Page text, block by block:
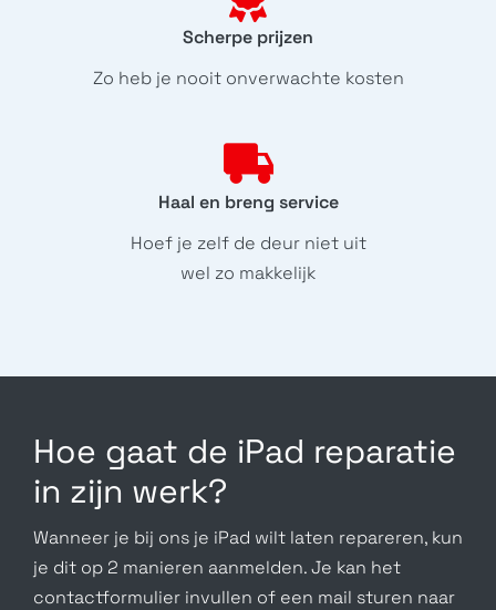
Scherpe prijzen
Zo heb je nooit onverwachte kosten
Haal en breng service
Hoef je zelf de deur niet uit
wel zo makkelijk
Hoe gaat de iPad reparatie
in zijn werk?
Wanneer je bij ons je iPad wilt laten repareren, kun
je dit op 2 manieren aanmelden. Je kan het
contactformulier invullen of een mail sturen naar